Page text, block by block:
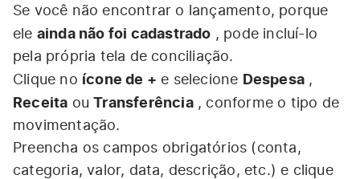
Se você não encontrar o lançamento, porque
ele ainda não foi cadastrado , pode incluí-lo
pela própria tela de conciliação.
Clique no ícone de + e selecione Despesa ,
Receita ouTransferência, conforme o tipo de
movimentação.
Preencha os campos obrigatórios (conta,
categoria, valor, data, descrição, etc.) e clique